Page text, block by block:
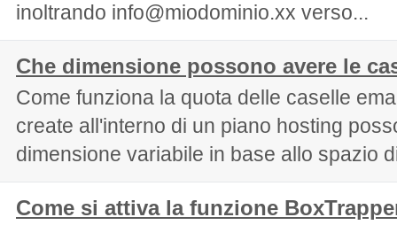
inoltrando info@miodominio.xx verso...
Che dimensione possono avere le
Come funziona la quota delle caselle
create all'interno di un piano hosting
dimensione variabile in base allo spazio
Come si attiva la funzione